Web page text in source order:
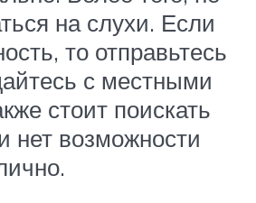
на слухи. Если
то отправьтесь
с местными
стоит поискать
нет возможности